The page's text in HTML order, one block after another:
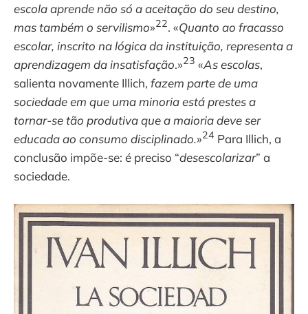
escola aprende não só a aceitação do seu destino,
mas também o servilismo»22. «Quanto ao fracasso
escolar, inscrito na lógica da instituição, representa a
aprendizagem da insatisfação.»23 «As escolas,
salienta novamente Illich, fazem parte de uma
sociedade em que uma minoria está prestes a
tornar-se tão produtiva que a maioria deve ser
educada ao consumo disciplinado.»24 Para Illich, a
conclusão impõe-se: é preciso “desescolarizar” a
sociedade.